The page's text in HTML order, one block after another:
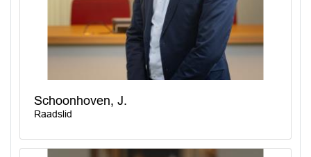
Schoonhoven, J.
Raadslid